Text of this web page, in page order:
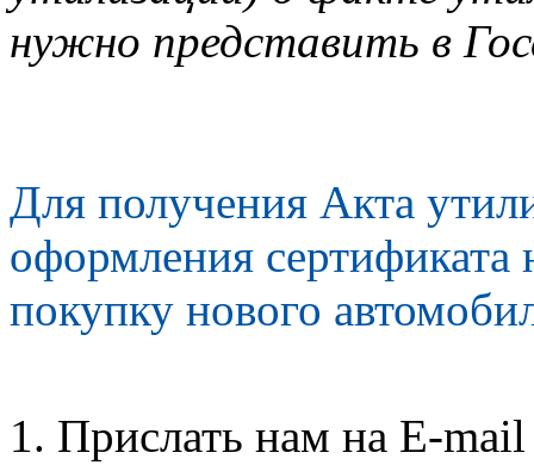
нужно представить в
Для получения Акта
оформления сертификата
покупку нового
Прислать нам на E-